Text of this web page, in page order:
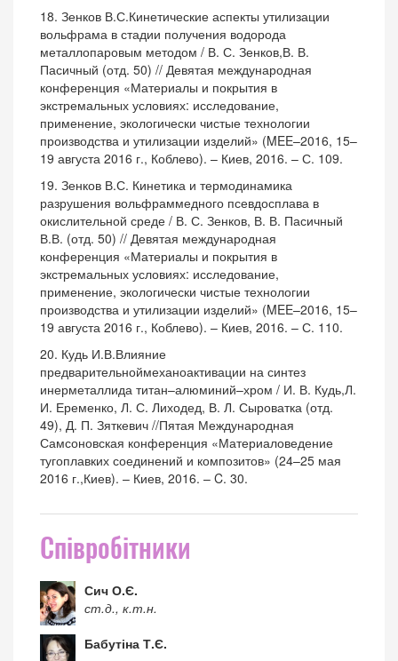
18. Зенков В.С.Кинетические аспекты утилизации
вольфрама в стадии получения водорода
металлопаровым методом / В. С. Зенков,В. В.
Пасичный (отд. 50) // Девятая международная
конференция «Материалы и покрытия в
экстремальных условиях: исследование,
применение, экологически чистые технологии
производства и утилизации изделий» (MEE–2016, 15–
19 августа 2016 г., Коблево). – Киев, 2016. – С. 109.
19. Зенков В.С. Кинетика и термодинамика
разрушения вольфраммедного псевдосплава в
окислительной среде / В. С. Зенков, В. В. Пасичный
В.В. (отд. 50) // Девятая международная
конференция «Материалы и покрытия в
экстремальных условиях: исследование,
применение, экологически чистые технологии
производства и утилизации изделий» (MEE–2016, 15–
19 августа 2016 г., Коблево). – Киев, 2016. – С. 110.
20. Кудь И.В.Влияние
предварительноймеханоактивации на синтез
инерметаллида титан–алюминий–хром / И. В. Кудь,Л.
И. Еременко, Л. С. Лиходед, В. Л. Сыроватка (отд.
49), Д. П. Зяткевич //Пятая Международная
Самсоновская конференция «Материаловедение
тугоплавких соединений и композитов» (24–25 мая
2016 г.,Киев). – Киев, 2016. – C. 30.
Співробітники
Сич О.Є.
ст.д., к.т.н.
Бабутіна Т.Є.